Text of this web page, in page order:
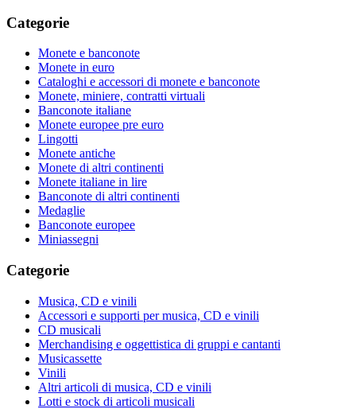
Categorie
Monete e banconote
Monete in euro
Cataloghi e accessori di monete e banconote
Monete, miniere, contratti virtuali
Banconote italiane
Monete europee pre euro
Lingotti
Monete antiche
Monete di altri continenti
Monete italiane in lire
Banconote di altri continenti
Medaglie
Banconote europee
Miniassegni
Categorie
Musica, CD e vinili
Accessori e supporti per musica, CD e vinili
CD musicali
Merchandising e oggettistica di gruppi e cantanti
Musicassette
Vinili
Altri articoli di musica, CD e vinili
Lotti e stock di articoli musicali